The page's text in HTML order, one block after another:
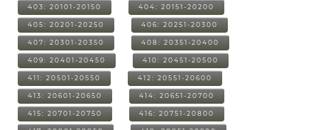
403: 20101-20150 404: 20151-20200
405: 20201-20250 406: 20251-20300
407: 20301-20350 408: 20351-20400
409: 20401-20450 410: 20451-20500
411: 20501-20550 412: 20551-20600
413: 20601-20650 414: 20651-20700
415: 20701-20750 416: 20751-20800